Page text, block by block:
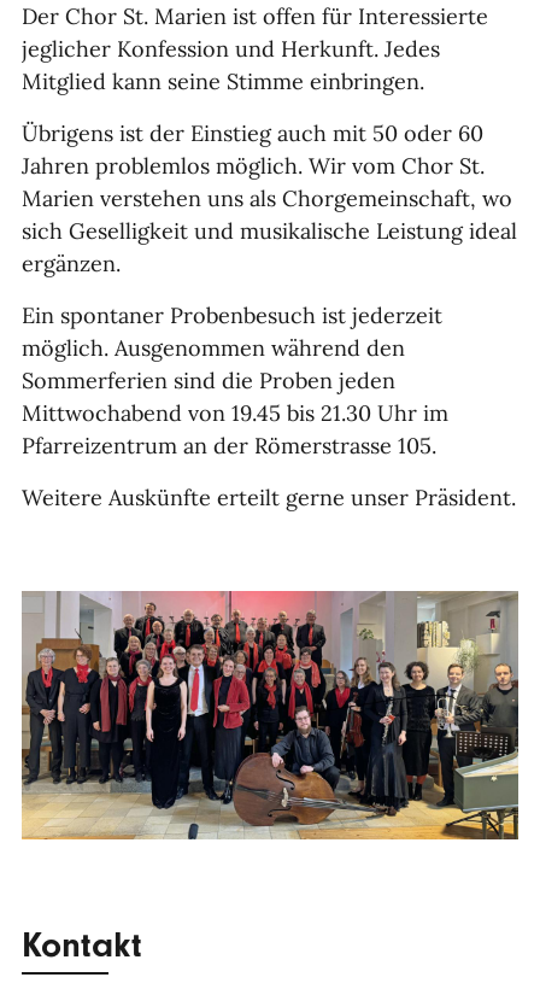
Der Chor St. Marien ist offen für Interessierte
jeglicher Konfession und Herkunft. Jedes
Mitglied kann seine Stimme einbringen.
Übrigens ist der Einstieg auch mit 50 oder 60
Jahren problemlos möglich. Wir vom Chor St.
Marien verstehen uns als Chorgemeinschaft, wo
sich Geselligkeit und musikalische Leistung ideal
ergänzen.
Ein spontaner Probenbesuch ist jederzeit
möglich. Ausgenommen während den
Sommerferien sind die Proben jeden
Mittwochabend von 19.45 bis 21.30 Uhr im
Pfarreizentrum an der Römerstrasse 105.
Weitere Auskünfte erteilt gerne unser Präsident.
Kontakt